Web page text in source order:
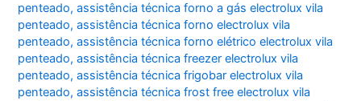
penteado,assistência técnica forno a gás electrolux vila
penteado,assistência técnica forno electrolux vila
penteado,assistência técnica forno elétrico electrolux vila
penteado,assistência técnica freezer electrolux vila
penteado,assistência técnica frigobar electrolux vila
penteado,assistência técnica frost free electrolux vila